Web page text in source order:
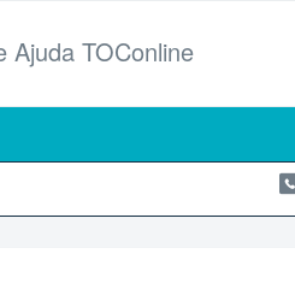
Ajuda TOConline